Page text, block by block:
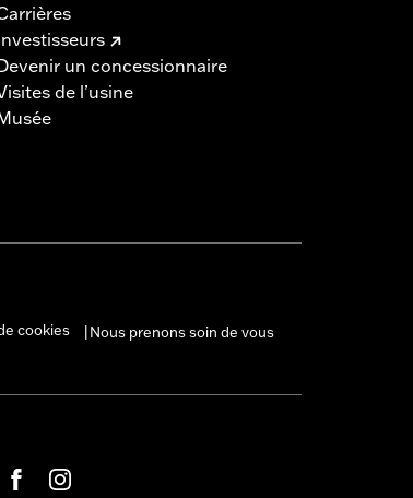
un concessionnaire
de l’usine
cookies Nous prenons soin de vous